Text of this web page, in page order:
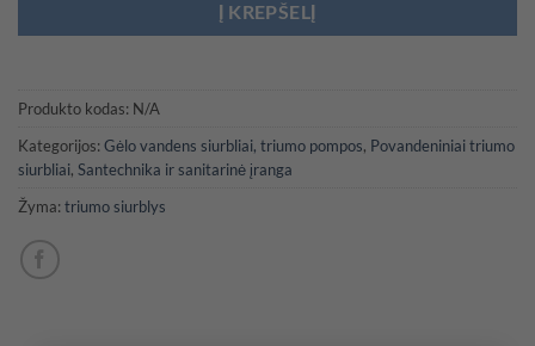
Į KREPŠELĮ
Produkto kodas: N/A
Kategorijos: Gėlo vandens siurbliai, triumo pompos, Povandeniniai triumo
siurbliai, Santechnika ir sanitarinė įranga
Žyma: triumo siurblys